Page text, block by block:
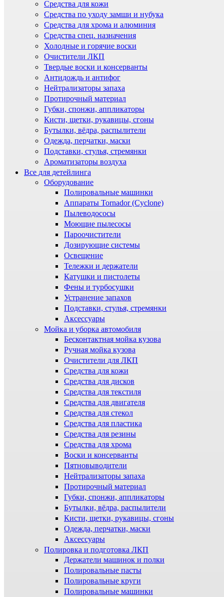
Средства для кожи
Средства по уходу замши и нубука
Средства для хрома и алюминия
Средства спец. назначения
Холодные и горячие воски
Очистители ЛКП
Твердые воски и консерванты
Антидождь и антифог
Нейтрализаторы запаха
Протирочный материал
Губки, спонжи, аппликаторы
Кисти, щетки, рукавицы, сгоны
Бутылки, вёдра, распылители
Одежда, перчатки, маски
Подставки, стулья, стремянки
Ароматизаторы воздуха
Все для детейлинга
Оборудование
Полировальные машинки
Аппараты Tornador (Cyclone)
Пылеводососы
Моющие пылесосы
Пароочистители
Дозирующие системы
Освещение
Тележки и держатели
Катушки и пистолеты
Фены и турбосушки
Устранение запахов
Подставки, стулья, стремянки
Аксессуары
Мойка и уборка автомобиля
Бесконтактная мойка кузова
Ручная мойка кузова
Очистители для ЛКП
Средства для кожи
Средства для дисков
Средства для текстиля
Средства для двигателя
Средства для стекол
Средства для пластика
Средства для резины
Средства для хрома
Воски и консерванты
Пятновыводители
Нейтрализаторы запаха
Протирочный материал
Губки, спонжи, аппликаторы
Бутылки, вёдра, распылители
Кисти, щетки, рукавицы, сгоны
Одежда, перчатки, маски
Аксессуары
Полировка и подготовка ЛКП
Держатели машинок и полки
Полировальные пасты
Полировальные круги
Полировальные машинки